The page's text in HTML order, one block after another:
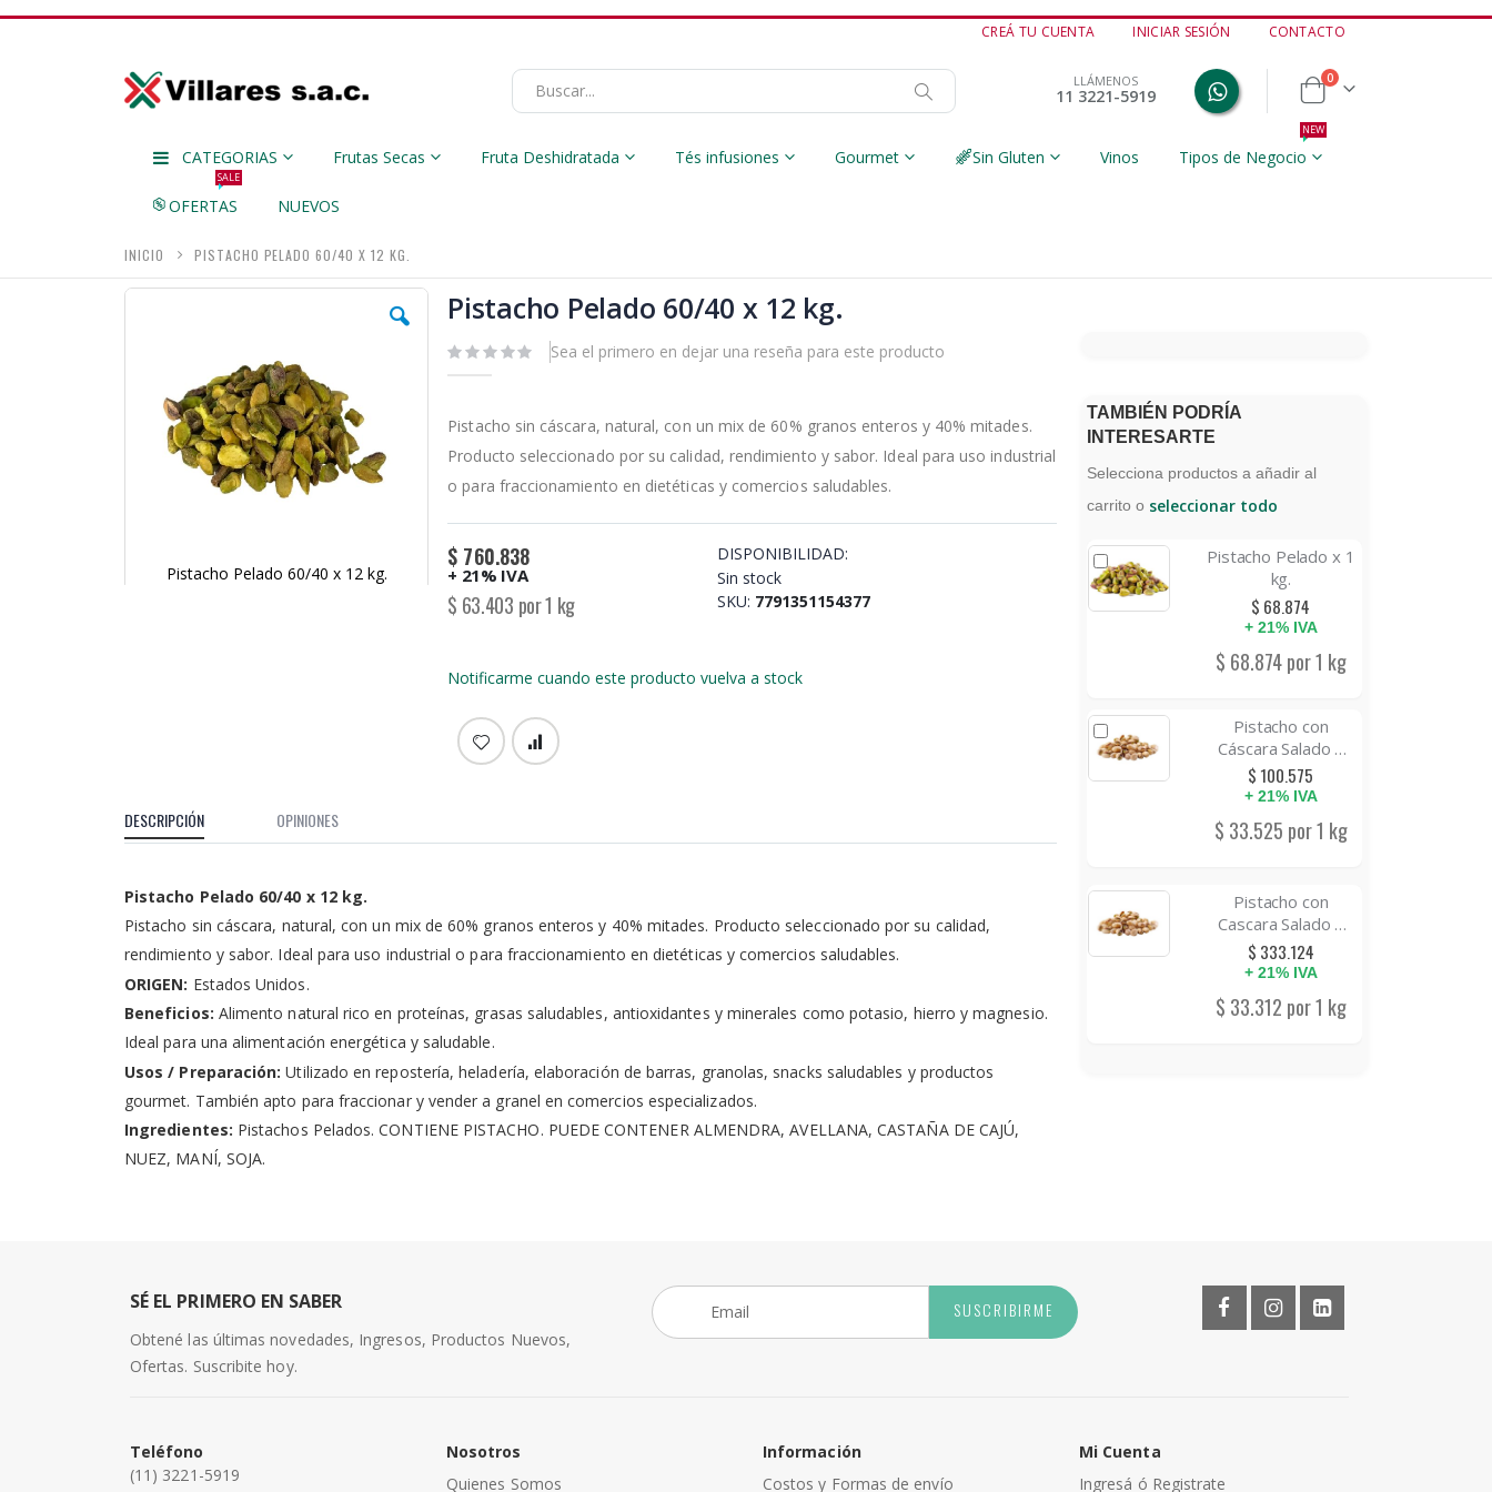
CREÁ TU CUENTA INICIAR SESIÓN CONTACTO
LLÁMENOS
11 3221-5919
Cart
0productos
CATEGORIAS Frutas Secas Fruta Deshidratada Tés infusiones Gourmet Sin Gluten Vinos Tipos de Negocio
NEW
OFERTAS
SALE
NUEVOS
INICIO PISTACHO PELADO 60/40 X 12 KG.
Skip
images
gallery
Pistacho Pelado 60/40 x 12 kg.
Pistacho Pelado 60/40 x 12 kg.
Sea el primero en dejar una reseña para este producto
$ 760.838
+ 21% IVA
$ 63.403 por 1 kg
Pistacho sin cáscara, natural, con un mix de 60% granos enteros y 40% mitades.
Producto seleccionado por su calidad, rendimiento y sabor. Ideal para uso industrial
o para fraccionamiento en dietéticas y comercios saludables.
DISPONIBILIDAD:
Sin stock
SKU 7791351154377
Notificarme cuando este producto vuelva a stock
DESCRIPCIÓN
Pistacho Pelado 60/40 x 12 kg.
Pistacho sin cáscara, natural, con un mix de 60% granos enteros y 40% mitades. Producto seleccionado por su calidad,
rendimiento y sabor. Ideal para uso industrial o para fraccionamiento en dietéticas y comercios saludables.
ORIGEN: Estados Unidos.
Beneficios: Alimento natural rico en proteínas, grasas saludables, antioxidantes y minerales como potasio, hierro y magnesio.
Ideal para una alimentación energética y saludable.
Usos / Preparación: Utilizado en repostería, heladería, elaboración de barras, granolas, snacks saludables y productos
gourmet. También apto para fraccionar y vender a granel en comercios especializados.
Ingredientes: Pistachos Pelados. CONTIENE PISTACHO. PUEDE CONTENER ALMENDRA, AVELLANA, CASTAÑA DE CAJÚ,
NUEZ, MANÍ, SOJA.
OPINIONES
TAMBIÉN PODRÍA
INTERESARTE
Selecciona productos a añadir al
carrito o seleccionar todo
Pistacho Pelado x 1
kg.
$ 68.874
+ 21% IVA
$ 68.874 por 1 kg
Pistacho con
Cáscara Salado y
Tostado x 3 kg.
$ 100.575
+ 21% IVA
$ 33.525 por 1 kg
Pistacho con
Cascara Salado y
Tostado x 10 kg.
$ 333.124
+ 21% IVA
$ 33.312 por 1 kg
SÉ EL PRIMERO EN SABER
Obtené las últimas novedades, Ingresos, Productos Nuevos,
Ofertas. Suscribite hoy.
SUSCRIBIRME
Teléfono
(11) 3221-5919
Nosotros
Quienes Somos
Información
Costos y Formas de envío
Mi Cuenta
Ingresá ó Registrate